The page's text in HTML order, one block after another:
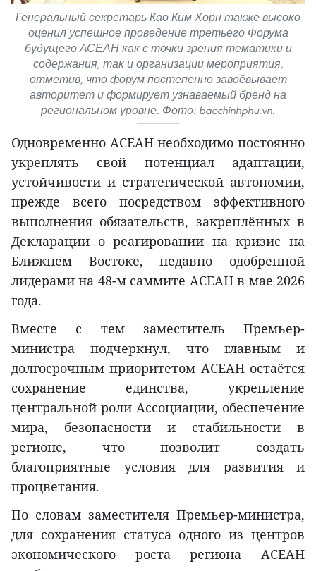
Генеральный секретарь Као Ким Хорн также высоко
оценил успешное проведение третьего Форума
будущего АСЕАН как с точки зрения тематики и
содержания, так и организации мероприятия,
отметив, что форум постепенно завоёвывает
авторитет и формирует узнаваемый бренд на
региональном уровне. Фото: baochinhphu.vn.
Одновременно АСЕАН необходимо постоянно
укреплять свой потенциал адаптации,
устойчивости и стратегической автономии,
прежде всего посредством эффективного
выполнения обязательств, закреплённых в
Декларации о реагировании на кризис на
Ближнем Востоке, недавно одобренной
лидерами на 48-м саммите АСЕАН в мае 2026
года.
Вместе с тем заместитель Премьер-
министра подчеркнул, что главным и
долгосрочным приоритетом АСЕАН остаётся
сохранение единства, укрепление
центральной роли Ассоциации, обеспечение
мира, безопасности и стабильности в
регионе, что позволит создать
благоприятные условия для развития и
процветания.
По словам заместителя Премьер-министра,
для сохранения статуса одного из центров
экономического роста региона АСЕАН